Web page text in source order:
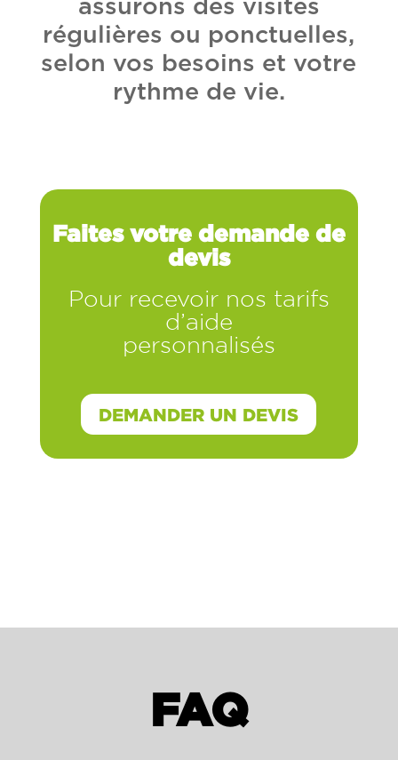
assurons des visites
régulières ou ponctuelles,
selon vos besoins et votre
rythme de vie.
Faites votre demande de
devis
Pour recevoir nos tarifs
d’aide
personnalisés
DEMANDER UN DEVIS
FAQ